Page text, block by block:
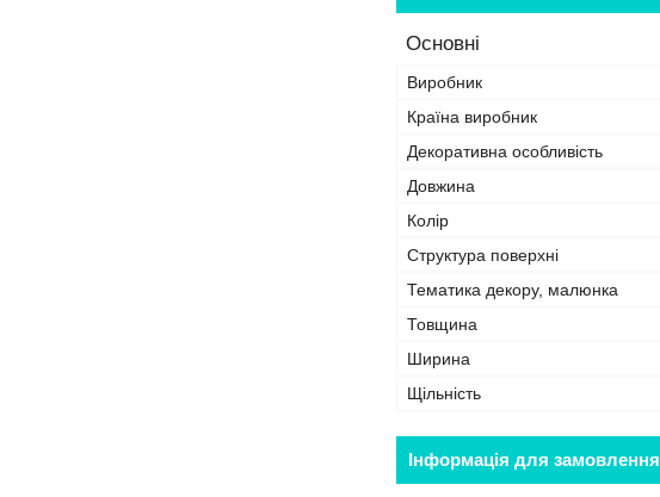
Основні
Виробник
Країна виробник
Декоративна особливість
Довжина
Колір
Структура поверхні
Тематика декору, малюнка
Товщина
Ширина
Щільність
Інформація для замовлення